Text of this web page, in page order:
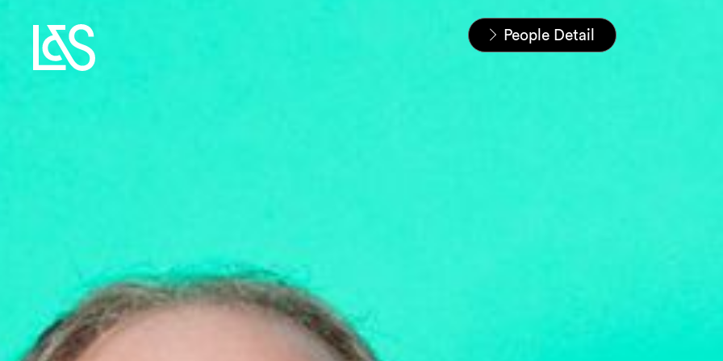
Startseite
Unser Team
People Detail